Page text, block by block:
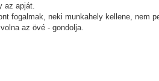
az apját.
fogalmak, neki munkahely kellene, nem
az övé - gondolja.